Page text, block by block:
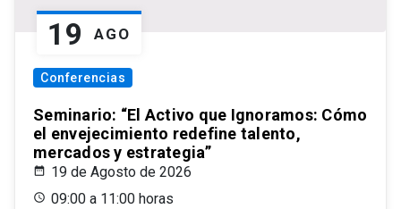
19 AGO
Conferencias
Seminario: “El Activo que Ignoramos: Cómo
el envejecimiento redefine talento,
mercados y estrategia”
19 de Agosto de 2026
09:00 a 11:00 horas